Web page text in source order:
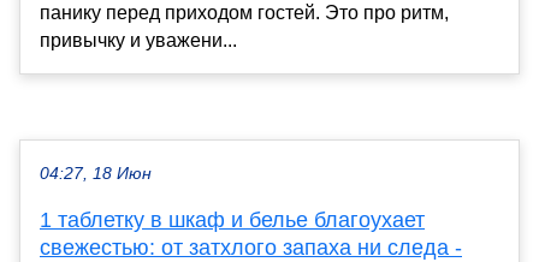
панику перед приходом гостей. Это про ритм,
привычку и уважени...
04:27, 18 Июн
1 таблетку в шкаф и белье благоухает
свежестью: от затхлого запаха ни следа -